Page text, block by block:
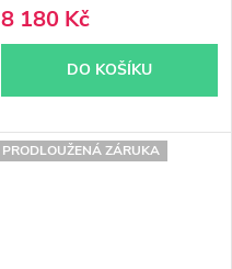
8 180 Kč
DO KOŠÍKU
PRODLOUŽENÁ ZÁRUKA